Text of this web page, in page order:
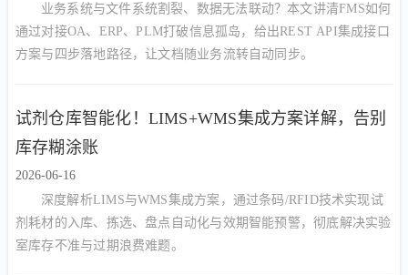
业务系统与文件系统割裂、数据无法联动？本文讲清FMS如何
通过对接OA、ERP、PLM打破信息孤岛，给出REST API集成接口
方案与四步落地路径，让文档随业务流转自动同步。
试剂仓库智能化！LIMS+WMS集成方案详解，告别
库存糊涂账
2026-06-16
深度解析LIMS与WMS集成方案，通过条码/RFID技术实现试
剂耗材的入库、拣选、盘点自动化与效期智能预警，彻底解决实验
室库存不准与过期浪费难题。